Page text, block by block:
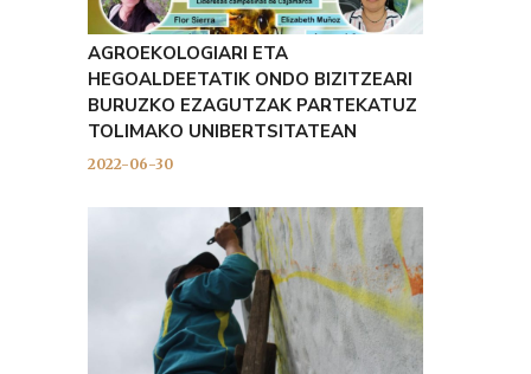
AGROEKOLOGIARI ETA
HEGOALDEETATIK ONDO BIZITZEARI
BURUZKO EZAGUTZAK PARTEKATUZ
TOLIMAKO UNIBERTSITATEAN
2022-06-30